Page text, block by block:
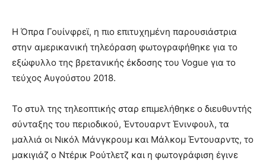
Η Όπρα Γουίνφρεϊ, η πιο επιτυχημένη παρουσιάστρια
στην αμερικανική τηλεόραση φωτογραφήθηκε για το
εξώφυλλο της βρετανικής έκδοσης του Vogue για το
τεύχος Αυγούστου 2018.
Το στυλ της τηλεοπτικής σταρ επιμελήθηκε ο διευθυντής
σύνταξης του περιοδικού, Έντουαρντ Ένινφουλ, τα
μαλλιά οι Νικόλ Μάνγκρουμ και Μάλκομ Έντουαρντς, το
μακιγιάζ ο Ντέρικ Ρούτλετζ και η φωτογράφιση έγινε